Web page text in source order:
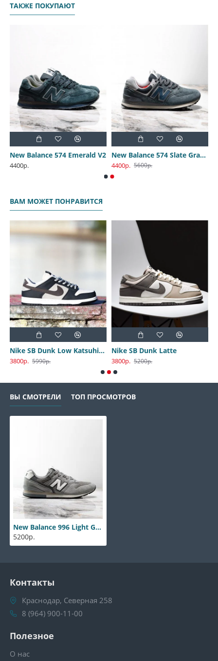
ТАКЖЕ ПОКУПАЮТ
New Balance 574 Emerald V2
4400р.
New Balance 574 Slate Gray V2
4400р. 5600р.
ВАМ МОЖЕТ ПОНРАВИТСЯ
Nike SB Dunk Low Katsuhiro Otomo
3800р. 5990р.
Nike SB Dunk Latte
3800р. 5200р.
ВЫ СМОТРЕЛИ ТОП ПРОСМОТРОВ
New Balance 996 Light Gray
5200р.
Контакты
Краснодар, Северная 258
8 (964) 900-11-00
Полезное
О нас